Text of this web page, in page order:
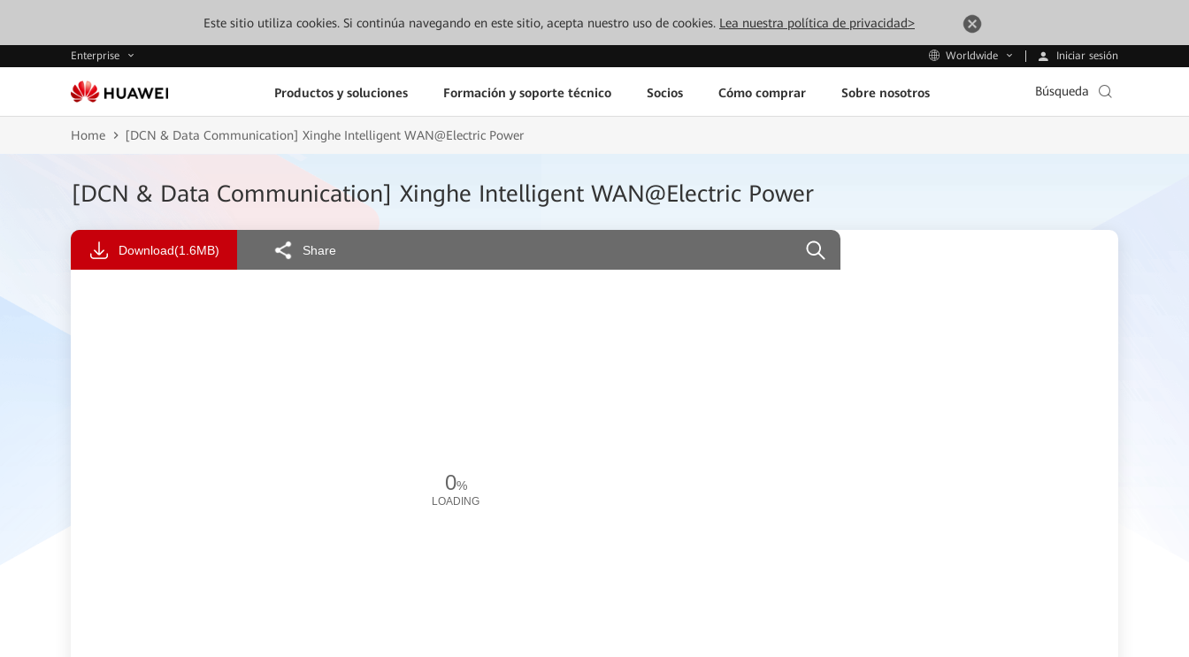
Este sitio utiliza cookies. Si continúa navegando en este sitio, acepta nuestro uso de cookies. Lea nuestra política de privacidad>
Enterprise Worldwide Iniciar sesión
Productos y soluciones Formación y soporte técnico Socios Cómo comprar Sobre nosotros Búsqueda
Home [DCN & Data Communication] Xinghe Intelligent WAN@Electric Power
[DCN & Data Communication] Xinghe Intelligent WAN@Electric Power
Download(1.6MB) Share
0%
LOADING